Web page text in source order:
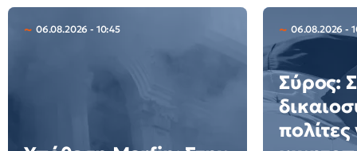
06.08.2026 - 10:45 06.08.2026 -
Σύρος:
πολίτες